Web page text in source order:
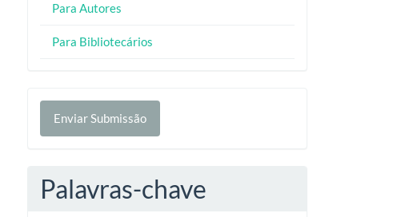
Para Autores
Para Bibliotecários
Enviar
Submissão
Enviar Submissão
Palavras-chave